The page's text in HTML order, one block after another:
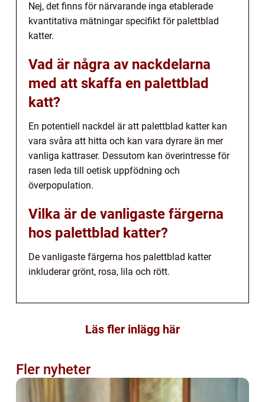
Nej, det finns för närvarande inga etablerade
kvantitativa mätningar specifikt för palettblad
katter.
Vad är några av nackdelarna
med att skaffa en palettblad
katt?
En potentiell nackdel är att palettblad katter kan
vara svåra att hitta och kan vara dyrare än mer
vanliga kattraser. Dessutom kan överintresse för
rasen leda till oetisk uppfödning och
överpopulation.
Vilka är de vanligaste färgerna
hos palettblad katter?
De vanligaste färgerna hos palettblad katter
inkluderar grönt, rosa, lila och rött.
Läs fler inlägg här
Fler nyheter